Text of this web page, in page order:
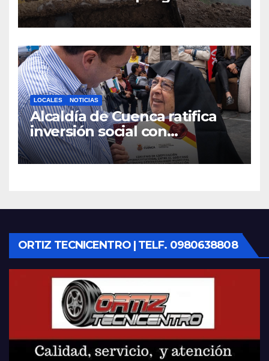
maquinaria en toda la
provincia para mantener las
LOCALES NOTICIAS
Alcaldía de Cuenca ratifica
inversión social con
fundaciones e instituciones
locales
ORTIZ TECNICENTRO | TELF. 0980638808